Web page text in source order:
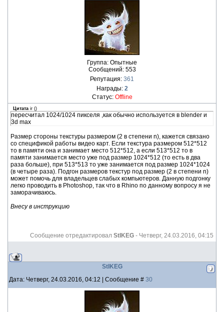
Группа: Опытные
Сообщений: 553
Репутация: 361
Награды: 2
Статус: Offline
Цитата ir ()
пересчитал 1024/1024 пикселя ,как обычно используется в blender и
3d max
Размер стороны текстуры размером (2 в степени n), кажется связано
со спецификой работы видео карт. Если текстура размером 512*512
то в памяти она и занимает место 512*512, а если 513*512 то в
памяти занимается место уже под размер 1024*512 (то есть в два
раза больше), при 513*513 то уже занимается под размер 1024*1024
(в четыре раза). Подгон размеров текстур под размер (2 в степени n)
может помочь для владельцев слабых компьютеров. Данную подгонку
легко проводить в Photoshop, так что в Rhino по данному вопросу я не
заморачиваюсь.
Внесу в инструкцию
Сообщение отредактировал StIKEG - Четверг, 24.03.2016, 04:15
StIKEG
Дата: Четверг, 24.03.2016, 04:12 | Сообщение # 30